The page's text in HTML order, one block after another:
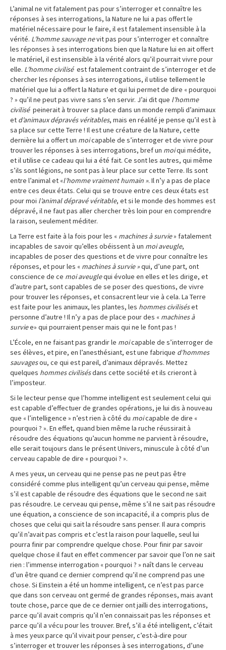
L’animal ne vit fatalement pas pour s’interroger et connaître les
réponses à ses interrogations, la Nature ne lui a pas offert le
matériel nécessaire pour le faire, il est fatalement insensible à la
vérité. L’homme sauvage nevit pas pour s’interroger et connaître
les réponses à ses interrogations bien que la Nature lui en ait offert
le matériel, il est insensible à la vérité alors qu’il pourrait vivre pour
elle. L’homme civilisé est fatalement contraint de s’interroger et de
chercher les réponses à ses interrogations, il utilise tellement le
matériel que lui a offert la Nature et qui lui permet de dire « pourquoi
? » qu’il ne peut pas vivre sans s’en servir. J’ai dit que l’homme
civilisé peinerait à trouver sa place dans un monde rempli d’animaux
et d’animaux dépravés véritables, mais en réalité je pense qu’il est à
sa place sur cette Terre ! Il est une créature de la Nature, cette
dernière lui a offert un moicapable de s’interroger et de vivre pour
trouver les réponses à ses interrogations, bref un moiqui médite,
et il utilise ce cadeau qui lui a été fait. Ce sont les autres, qui même
s’ils sont légions, ne sont pas à leur place sur cette Terre. Ils sont
entre l’animal et «l’homme vraiment humain ». Il n’y a pas de place
entre ces deux états. Celui qui se trouve entre ces deux états est
pour moi l’animal dépravé véritable, et si le monde des hommes est
dépravé, il ne faut pas aller chercher très loin pour en comprendre
la raison, seulement méditer.
La Terre est faite à la fois pour les « machines à survie» fatalement
incapables de savoir qu’elles obéissent à un moi aveugle,
incapables de poser des questions et de vivre pour connaître les
réponses, et pour les « machines à survie »qui, d’une part, ont
conscience de ce moi aveuglequi évolue en elles et les dirige, et
d’autre part, sont capables de se poser des questions, de vivre
pour trouver les réponses, et consacrent leur vie à cela. La Terre
est faite pour les animaux, les plantes, les hommes civiliséset
personne d’autre ! Il n’y a pas de place pour des « machines à
surviee» qui pourraient penser mais qui ne le font pas !
L’École, en ne faisant pas grandir le moicapable de s’interroger de
ses élèves, et pire, en l’anesthésiant, est une fabrique d’hommes
sauvagesou, ce qui est pareil, d’animaux dépravés. Mettez
quelques hommes civilisésdans cette société et ils crieront à
l’imposteur.
Si le lecteur pense que l’homme intelligent est seulement celui qui
est capable d’effectuer de grandes opérations, je lui dis à nouveau
que « l’intelligence » n’est rien à côté du moicapable de dire «
pourquoi ? ». En effet, quand bien même la ruche réussirait à
résoudre des équations qu’aucun homme ne parvient à résoudre,
elle serait toujours dans le présent Univers, minuscule à côté d’un
cerveau capable de dire « pourquoi ? ».
A mes yeux, un cerveau qui ne pense pas ne peut pas être
considéré comme plus intelligent qu’un cerveau qui pense, même
s’il est capable de résoudre des équations que le second ne sait
pas résoudre. Le cerveau qui pense, même s’il ne sait pas résoudre
une équation, a conscience de son incapacité, il a compris plus de
choses que celui qui sait la résoudre sans penser. Il aura compris
qu’il n’avait pas compris et c’est la raison pour laquelle, seul lui
pourra finir par comprendre quelque chose. Pour finir par savoir
quelque chose il faut en effet commencer par savoir que l’on ne sait
rien : l’immense interrogation « pourquoi ? » naît dans le cerveau
d’un être quand ce dernier comprend qu’il ne comprend pas une
chose. Si Einstein a été un homme intelligent, ce n’est pas parce
que dans son cerveau ont germé de grandes réponses, mais avant
toute chose, parce que de ce dernier ont jailli des interrogations,
parce qu’il avait compris qu’il n’en connaissait pas les réponses et
parce qu’il a vécu pour les trouver. Bref, s’il a été intelligent, c’était
à mes yeux parce qu’il vivait pour penser, c’est-à-dire pour
s’interroger et trouver les réponses à ses interrogations, d’une